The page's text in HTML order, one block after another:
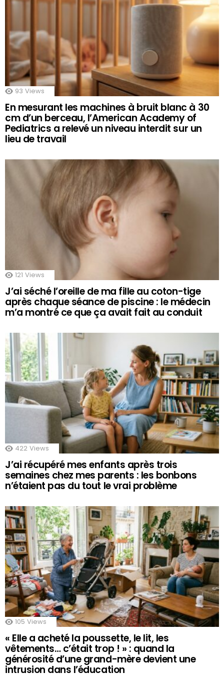
93 Views
En mesurant les machines à bruit blanc à 30
cm d’un berceau, l’American Academy of
Pediatrics a relevé un niveau interdit sur un
lieu de travail
121 Views
J’ai séché l’oreille de ma fille au coton-tige
après chaque séance de piscine : le médecin
m’a montré ce que ça avait fait au conduit
422 Views
J’ai récupéré mes enfants après trois
semaines chez mes parents : les bonbons
n’étaient pas du tout le vrai problème
105 Views
« Elle a acheté la poussette, le lit, les
vêtements… c’était trop ! » : quand la
générosité d’une grand-mère devient une
intrusion dans l’éducation